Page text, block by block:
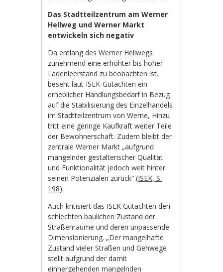
Das Stadtteilzentrum am Werner
Hellweg und Werner Markt
entwickeln sich negativ
Da entlang des Werner Hellwegs
zunehmend eine erhöhter bis hoher
Ladenleerstand zu beobachten ist.
beseht laut ISEK-Gutachten ein
erheblicher Handlungsbedarf in Bezug
auf die Stabilisierung des Einzelhandels
im Stadtteilzentrum von Werne, Hinzu
tritt eine geringe Kaufkraft weiter Teile
der Bewohnerschaft. Zudem bleibt der
zentrale Werner Markt „aufgrund
mangelnder gestalterischer Qualität
und Funktionalität jedoch weit hinter
seinen Potenzialen zurück“ (ISEK, S.
198).
Auch kritisiert das ISEK Gutachten den
schlechten baulichen Zustand der
Straßenräume und deren unpassende
Dimensionierung. „Der mangelhafte
Zustand vieler Straßen und Gehwege
stellt aufgrund der damit
einhergehenden mangelnden